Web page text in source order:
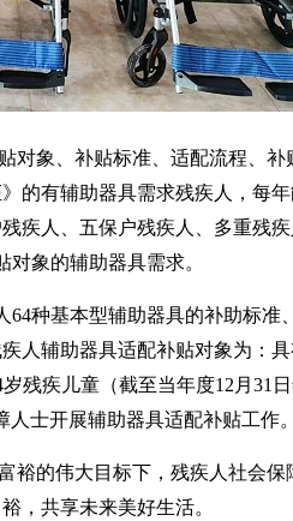
对象、补贴标准、适配流程、
的有辅助器具需求残疾人，每
疾人、五保户残疾人、多重残
象的辅助器具需求。
64种基本型辅助器具的补助标准
人辅助器具适配补贴对象为：
残疾儿童（截至当年度12月31
士开展辅助器具适配补贴工作。
裕的伟大目标下，残疾人社会
，共享未来美好生活。